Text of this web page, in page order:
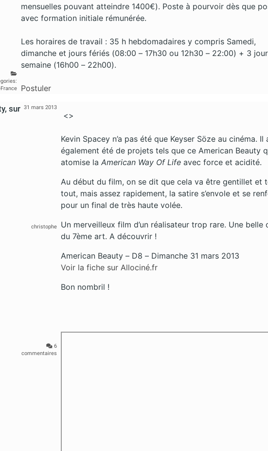
mensuelles pouvant atteindre 1400€). Poste à pourvoir dès que
avec formation initiale rémunérée.
Les horaires de travail : 35 h hebdomadaires y compris Samedi,
dimanche et jours fériés (08:00 – 17h30 ou 12h30 – 22:00) + 3
semaine (16h00 – 22h00).
Postuler
sur 31 mars 2013
christophe
6
commentaires
<>
Kevin Spacey n’a pas été que Keyser Söze au cinéma. Il
également été de projets tels que ce American Beauty
atomise laAmerican Way Of Life avec force et acidité.
Au début du film, on se dit que cela va être gentillet et
tout, mais assez rapidement, la satire s’envole et se
pour un final de très haute volée.
Un merveilleux film d’un réalisateur trop rare. Une belle
du 7ème art. A découvrir !
American Beauty – D8 – Dimanche 31 mars 2013
Voir la fiche sur Allociné.fr
Bon nombril !